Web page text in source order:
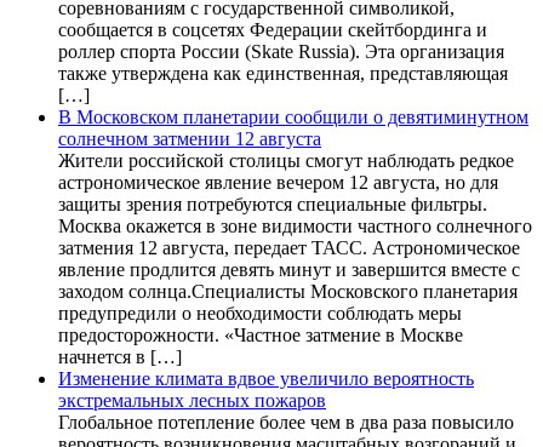
соревнованиям с государственной символикой,
сообщается в соцсетях Федерации скейтбординга и
роллер спорта России (Skate Russia). Эта организация
также утверждена как единственная, представляющая
[…]
В Московском планетарии сообщили о девятиминутном
солнечном затмении 12 августа
Жители российской столицы смогут наблюдать редкое
астрономическое явление вечером 12 августа, но для
защиты зрения потребуются специальные фильтры.
Москва окажется в зоне видимости частного солнечного
затмения 12 августа, передает ТАСС. Астрономическое
явление продлится девять минут и завершится вместе с
заходом солнца.Специалисты Московского планетария
предупредили о необходимости соблюдать меры
предосторожности. «Частное затмение в Москве
начнется в […]
Изменение климата вдвое увеличило вероятность
экстремальных лесных пожаров
Глобальное потепление более чем в два раза повысило